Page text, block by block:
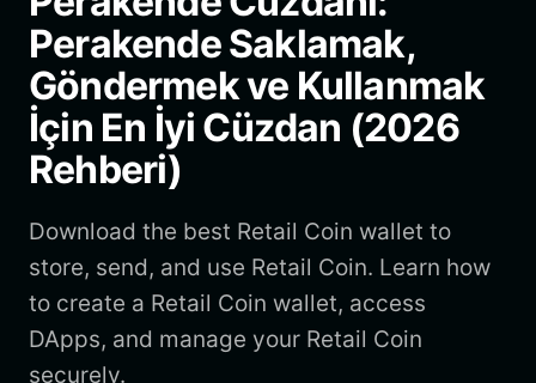
ภาษาไทย
Español
Português (Brasil)
Español (Argentina)
Perakende Saklamak,
Göndermek ve Kullanmak
İçin En İyi Cüzdan (2026
Rehberi)
Download the best Retail Coin wallet to
store, send, and use Retail Coin. Learn how
to create a Retail Coin wallet, access
DApps, and manage your Retail Coin
securely.